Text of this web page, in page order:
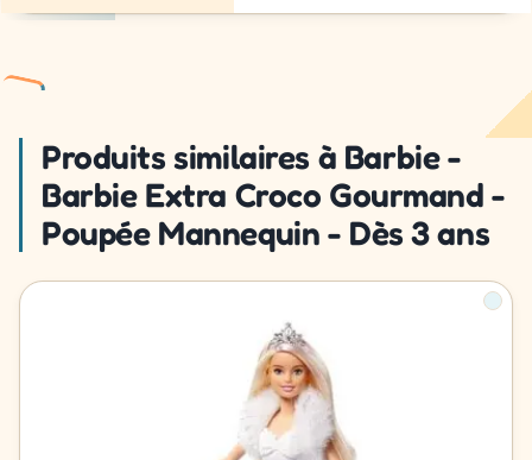
Produits similaires à Barbie -
Barbie Extra Croco Gourmand -
Poupée Mannequin - Dès 3 ans